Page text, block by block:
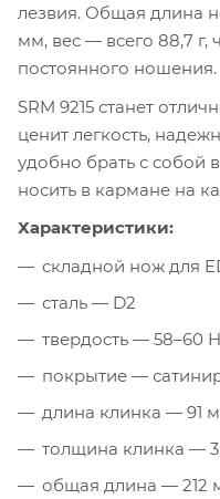
лезвия. Общая длина
мм, вес — всего 88,7 г,
постоянного ношения.
SRM 9215 станет
ценит легкость,
удобно брать с собой
носить в кармане на
Характеристики:
складной нож для
сталь — D2
твердость — 58–60
покрытие —
длина клинка — 91
толщина клинка —
общая длина — 212